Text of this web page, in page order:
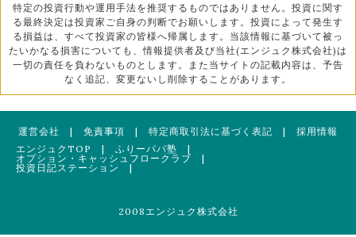
特定の投資行動や運用手法を推奨するものではありません。投資に関す
る最終決定は投資家ご自身の判断でお願いします。投資によって発生す
る損益は、すべて投資家の皆様へ帰属します。当該情報に基づいて被っ
たいかなる損害についても、情報提供者及び当社(エンジュク株式会社)は
一切の責任を負わないものとします。また当サイトの記載内容は、予告
なく追記、変更ないし削除することがあります。
運営会社 | 免責事項 | 特定商取引法に基づく表記 | 採用情報
エンジュクTOP
| ふりーパパ塾 |
オプション・キャッシュフロークラブ |
投資日記ステーション
|
2008エンジュク株式会社